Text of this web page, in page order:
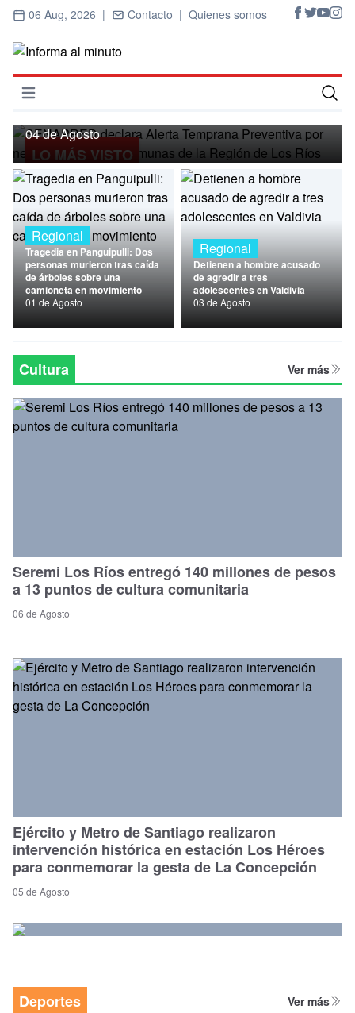
06 Aug, 2026 | Contacto | Quienes somos
Abrir menú
Inicio
Cultura
Deportes
Economía
Entrevistas
Nacional
Política
Regional
LO MÁS VISTO
Regional
SENAPRED declara Alerta Temprana
Preventiva por nevadas para ocho
04 de Agosto
Regional
Tragedia en Panguipulli: Dos
personas murieron tras caída
de árboles sobre una
camioneta en movimiento
01 de Agosto
Regional
Detienen a hombre acusado
de agredir a tres
adolescentes en Valdivia
03 de Agosto
Cultura Ver más
Seremi Los Ríos entregó 140 millones de pesos
a 13 puntos de cultura comunitaria
06 de Agosto
Ejército y Metro de Santiago realizaron
intervención histórica en estación Los Héroes
para conmemorar la gesta de La Concepción
05 de Agosto
Deportes Ver más